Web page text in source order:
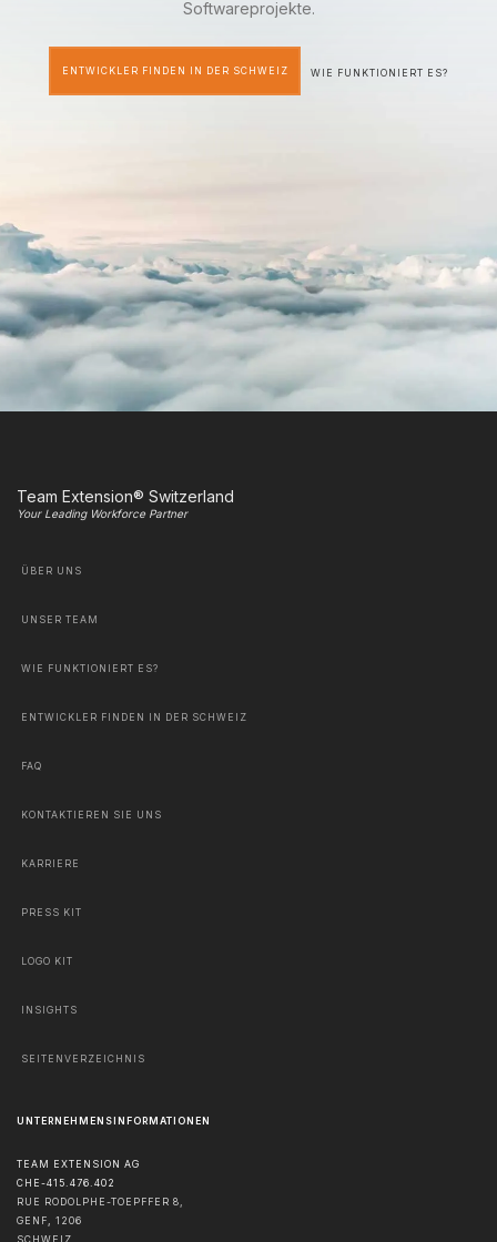
Softwareprojekte.
ENTWICKLER FINDEN IN DER SCHWEIZ WIE FUNKTIONIERT ES?
Team Extension® Switzerland
Your Leading Workforce Partner
ÜBER UNS
UNSER TEAM
WIE FUNKTIONIERT ES?
ENTWICKLER FINDEN IN DER SCHWEIZ
FAQ
KONTAKTIEREN SIE UNS
KARRIERE
PRESS KIT
LOGO KIT
INSIGHTS
SEITENVERZEICHNIS
UNTERNEHMENSINFORMATIONEN
TEAM EXTENSION AG
CHE-415.476.402
RUE RODOLPHE-TOEPFFER 8,
GENF, 1206